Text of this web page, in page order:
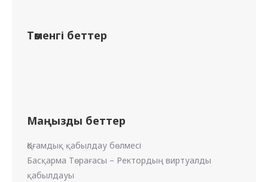
Төменгі беттер
Маңызды беттер
Қоғамдық қабылдау бөлмесі
Басқарма Төрағасы – Ректордың виртуалды
қабылдауы